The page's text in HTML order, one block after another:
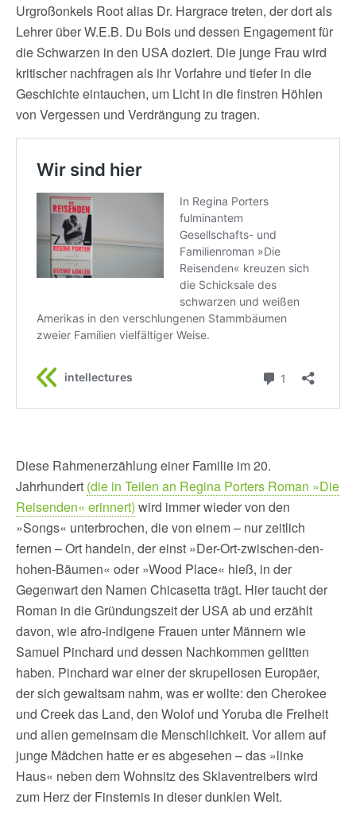
Urgroßonkels Root alias Dr. Hargrace treten, der dort als
Lehrer über W.E.B. Du Bois und dessen Engagement für
die Schwarzen in den USA doziert. Die junge Frau wird
kritischer nachfragen als ihr Vorfahre und tiefer in die
Geschichte eintauchen, um Licht in die finstren Höhlen
von Vergessen und Verdrängung zu tragen.
Diese Rahmenerzählung einer Familie im 20.
Jahrhundert (die in Teilen an Regina Porters Roman »Die
Reisenden« erinnert) wird immer wieder von den
»Songs« unterbrochen, die von einem – nur zeitlich
fernen – Ort handeln, der einst »Der-Ort-zwischen-den-
hohen-Bäumen« oder »Wood Place« hieß, in der
Gegenwart den Namen Chicasetta trägt. Hier taucht der
Roman in die Gründungszeit der USA ab und erzählt
davon, wie afro-indigene Frauen unter Männern wie
Samuel Pinchard und dessen Nachkommen gelitten
haben. Pinchard war einer der skrupellosen Europäer,
der sich gewaltsam nahm, was er wollte: den Cherokee
und Creek das Land, den Wolof und Yoruba die Freiheit
und allen gemeinsam die Menschlichkeit. Vor allem auf
junge Mädchen hatte er es abgesehen – das »linke
Haus« neben dem Wohnsitz des Sklaventreibers wird
zum Herz der Finsternis in dieser dunklen Welt.